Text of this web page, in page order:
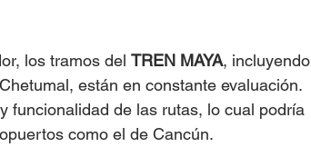
los tramos del TREN MAYA, incluyendo
están en constante evaluación​​.
funcionalidad de las rutas, lo cual podría
como el de Cancún.